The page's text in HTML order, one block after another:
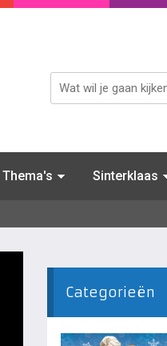
Thema's Sinterklaas
Categorieën